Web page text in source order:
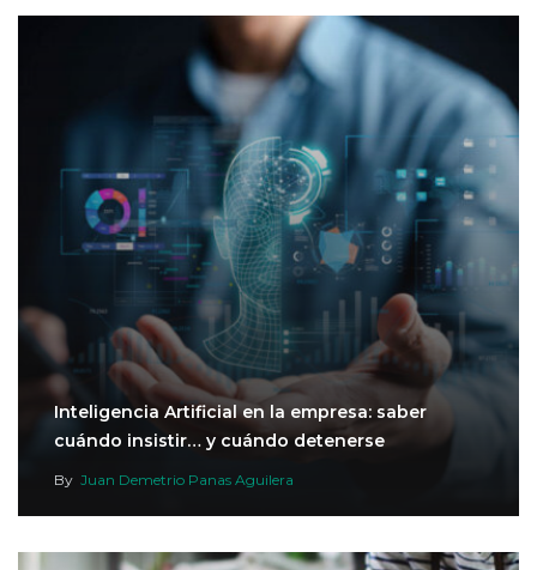
Inteligencia Artificial en la empresa: saber
cuándo insistir… y cuándo detenerse
By Juan Demetrio Panas Aguilera